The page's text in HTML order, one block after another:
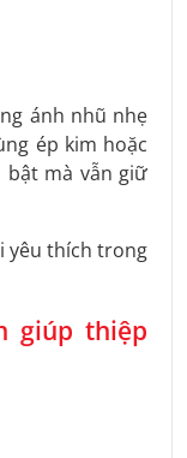
ánh nhũ nhẹ
ép kim hoặc
mà vẫn giữ
yêu thích trong
giúp thiệp